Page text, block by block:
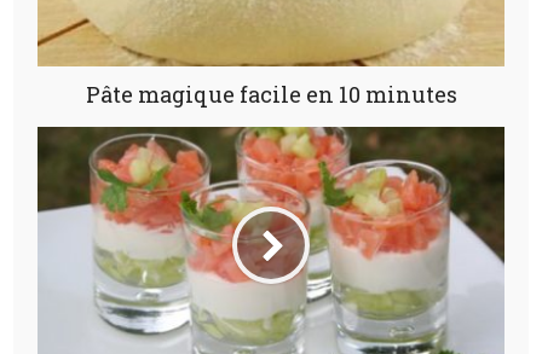
Pâte magique facile en 10 minutes